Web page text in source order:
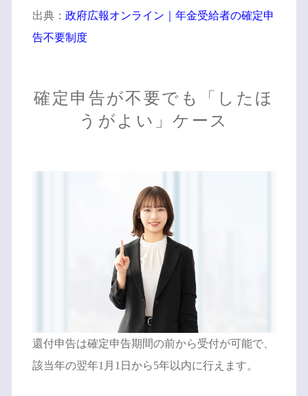
出典： 政府広報オンライン｜年金受給者の確定申
告不要制度
確定申告が不要でも「したほ
うがよい」ケース
還付申告は確定申告期間の前から受付が可能で、
該当年の翌年1月1日から5年以内に行えます。